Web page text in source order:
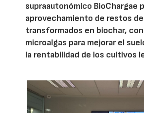
supraautonómico BioChargae
aprovechamiento de restos
transformados en biochar, con
microalgas para mejorar el
la rentabilidad de los cultivos